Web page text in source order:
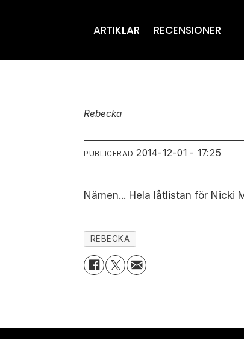
ARTIKLAR RECENSIONER
Rebecka
PUBLICERAD 2014-12-01 - 17:25
Nämen... Hela låtlistan för Nicki
REBECKA